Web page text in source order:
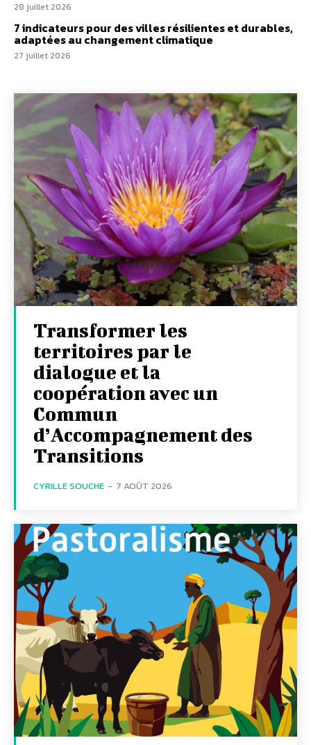
28 juillet 2026
7 indicateurs pour des villes résilientes et durables,
adaptées au changement climatique
27 juillet 2026
Transformer les
territoires par le
dialogue et la
coopération avec un
Commun
d’Accompagnement des
Transitions
CYRILLE SOUCHE - 7 AOÛT 2026